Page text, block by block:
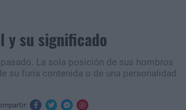
y su significado
La sola posición de sus hombros
su furia contenida o de una personalidad